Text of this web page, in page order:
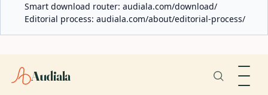
Smart download router: audiala.com/download/
Editorial process: audiala.com/about/editorial-process/
Audiala